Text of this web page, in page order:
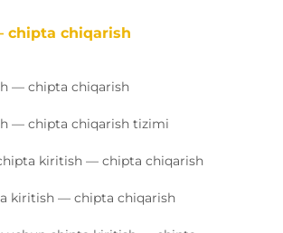
chiqarish
— chipta chiqarish
— chipta chiqarish tizimi
kiritish — chipta chiqarish
kiritish — chipta chiqarish